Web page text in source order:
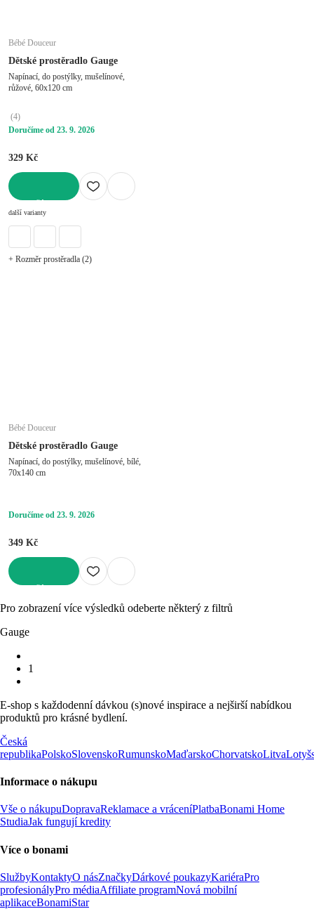
Bébé Douceur
Dětské prostěradlo Gauge
Napínací, do postýlky, mušelínové,
růžové, 60x120 cm
(4)
Doručíme od 23. 9. 2026
329 Kč
další varianty
+ Rozměr prostěradla (2)
Bébé Douceur
Dětské prostěradlo Gauge
Napínací, do postýlky, mušelínové, bílé,
70x140 cm
Doručíme od 23. 9. 2026
349 Kč
Pro zobrazení více výsledků odeberte některý z filtrů
Gauge
1
E-shop s každodenní dávkou (s)nové inspirace a nejširší nabídkou
produktů pro krásné bydlení.
Česká
republikaPolskoSlovenskoRumunskoMaďarskoChorvatskoLitva
Informace o nákupu
Vše o nákupuDopravaReklamace a vráceníPlatbaBonami Home
StudiaJak fungují kredity
Více o bonami
SlužbyKontaktyO násZnačkyDárkové poukazyKariéraPro
profesionályPro médiaAffiliate programNová mobilní
aplikaceBonamiStar